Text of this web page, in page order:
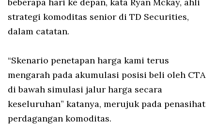
beberapa hari ke depan, kata Ryan Mckay, ahli
strategi komoditas senior di TD Securities,
dalam catatan.
“Skenario penetapan harga kami terus
mengarah pada akumulasi posisi beli oleh CTA
di bawah simulasi jalur harga secara
keseluruhan” katanya, merujuk pada penasihat
perdagangan komoditas.